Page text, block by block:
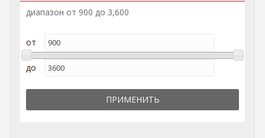
диапазон от 900 до 3,600
от
до